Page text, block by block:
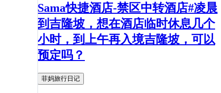
Sama快捷酒店-禁区中转酒店#凌晨
到吉隆坡，想在酒店临时休息几个
小时，到上午再入境吉隆坡，可以
预定吗？
菲妈旅行日记